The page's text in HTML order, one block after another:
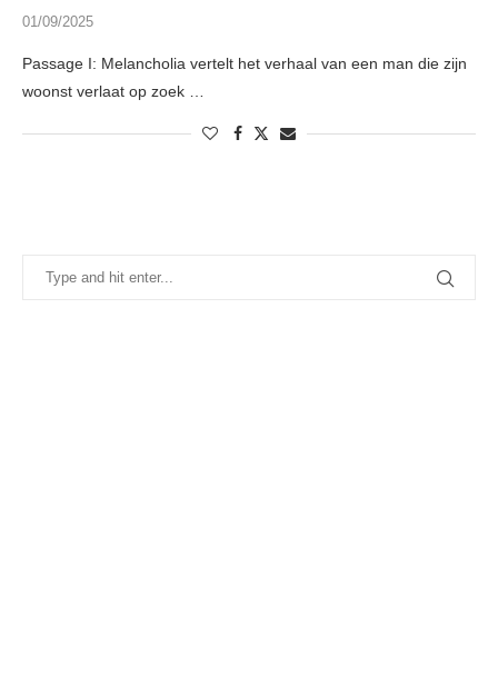
01/09/2025
Passage I: Melancholia vertelt het verhaal van een man die zijn
woonst verlaat op zoek …